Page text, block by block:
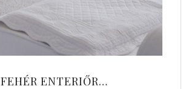
ENTERIŐR…